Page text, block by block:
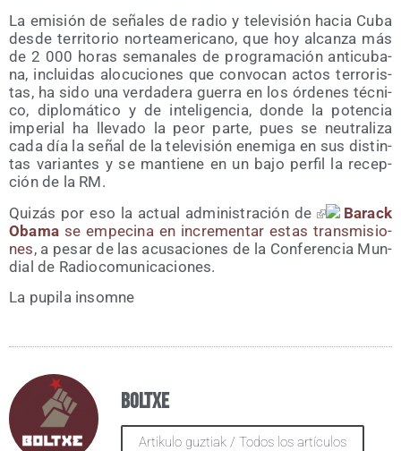
La emi­sión de seña­les de radio y tele­vi­sión hacia Cuba
des­de terri­to­rio nor­te­ame­ri­cano, que hoy alcan­za más
de 2 000 horas sema­na­les de pro­gra­ma­ción anti­cu­ba­
na, inclui­das alo­cu­cio­nes que con­vo­can actos terro­ris­
tas, ha sido una ver­da­de­ra gue­rra en los órde­nes téc­ni­
co, diplo­má­ti­co y de inte­li­gen­cia, don­de la poten­cia
impe­rial ha lle­va­do la peor par­te, pues se neu­tra­li­za
cada día la señal de la tele­vi­sión enemi­ga en sus dis­tin­
tas varian­tes y se man­tie­ne en un bajo per­fil la recep­
ción de la RM.
Qui­zás por eso la actual admi­nis­tra­ción de
Barack
Oba­ma se empe­ci­na en incre­men­tar estas trans­mi­sio­
nes, a pesar de las acu­sa­cio­nes de la Con­fe­ren­cia Mun­
dial de Radiocomunicaciones.
La pupi­la insomne
Boltxe
Artikulo guztiak / Todos los artículos